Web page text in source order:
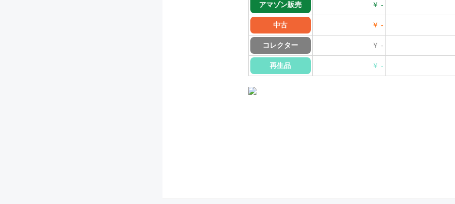
アマゾン販売 ￥ -
中古 ￥ -
コレクター ￥ -
再生品 ￥ -